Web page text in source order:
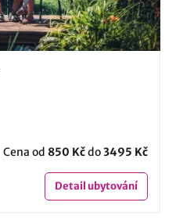
Cena od 850 Kčdo3495 Kč
Detailubytování